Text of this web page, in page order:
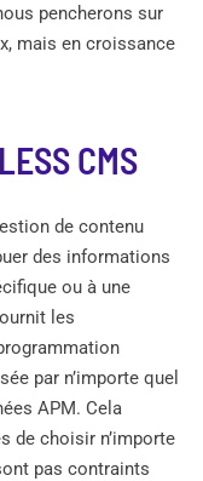
pencherons sur
mais en croissance
CMS
de contenu
des informations
ou à une
les
par n’importe quel
APM. Cela
de choisir n’importe
pas contraints